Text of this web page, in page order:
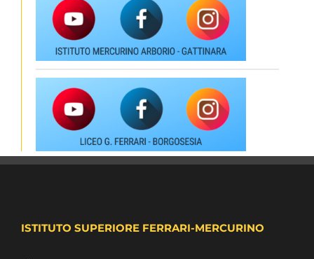
ISTITUTO SUPERIORE FERRARI-MERCURINO